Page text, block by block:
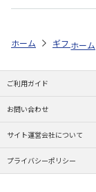
ホーム ギフト通販
ホーム
ご利用ガイド
お問い合わせ
サイト運営会社について
プライバシーポリシー